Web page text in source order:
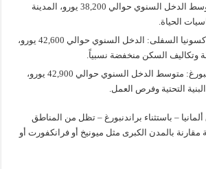
جيرا في تورينغيا: متوسط الدخل السنوي حوالي 38,200 يورو، المدينة
الحياة.
فيلهلمسهافن في ساكسونيا السفلى: الدخل السنوي حوالي 42,600 يورو،
وتكاليف السكن منخفضة نسبياً.
غيلسنكيرشن وماغديبورغ: متوسط الدخل السنوي حوالي 42,900 يورو،
التحتية وفرص العمل.
– باستثناء براندنبورغ – تظل من المناطق
مقارنة بالمدن الكبرى مثل ميونيخ أو فرانكفورت أو